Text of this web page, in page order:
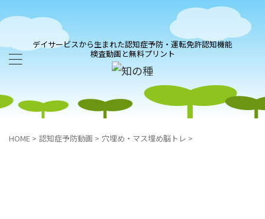
デイサービスから生まれた認知症予防・運転免許認知機能
検査動画と無料プリント
HOME > 認知症予防動画 > 穴埋め・マス埋め脳トレ >